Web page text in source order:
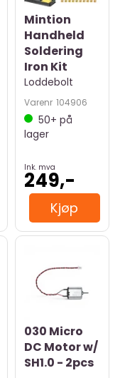
Mintion
Handheld
Soldering
Iron Kit
Loddebolt
Varenr 104906
50+ på
lager
Ink. mva
249,-
Kjøp
030 Micro
DC Motor w/
SH1.0 - 2pcs